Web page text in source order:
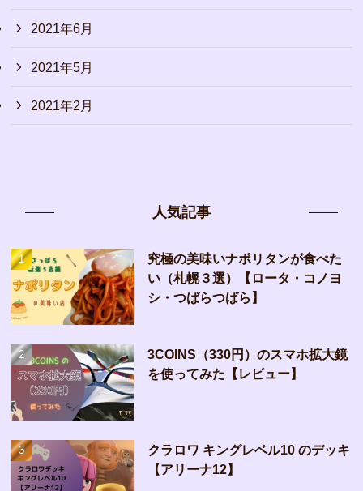
2021年6月
2021年5月
2021年2月
人気記事
究極の美味いナポリタンが食べた
い（札幌３選）【ロータ・コノヨ
シ・つばらつばら】
3COINS（330円）のスマホ拡大鏡
を使ってみた【レビュー】
クラロワ キングレベル10 のデッキ
【アリーナ12】